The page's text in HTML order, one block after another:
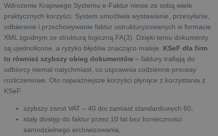
Wdrożenie Krajowego Systemu e-Faktur niesie ze sobą wiele
praktycznych korzyści. System umożliwia wystawianie, przesyłanie,
odbieranie i przechowywanie faktur ustrukturyzowanych w formacie
XML zgodnym ze strukturą logiczną FA(3). Dzięki temu dokumenty
są ujednolicone, a ryzyko błędów znacząco maleje. KSeF dla firm
to również szybszy obieg dokumentów – faktury trafiają do
odbiorcy niemal natychmiast, co usprawnia codzienne procesy
rozliczeniowe. Oto najważniejsze korzyści płynące z korzystania z
KSeF:
szybszy zwrot VAT – 40 dni zamiast standardowych 60,
stały dostęp do faktur przez 10 lat bez konieczności
samodzielnego archiwizowania,